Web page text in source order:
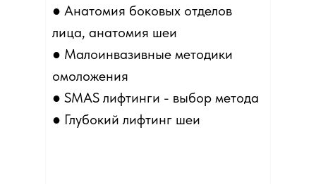
● Анатомия боковых отделов
лица, анатомия шеи
● Малоинвазивные методики
омоложения
● SMAS лифтинги - выбор метода
● Глубокий лифтинг шеи